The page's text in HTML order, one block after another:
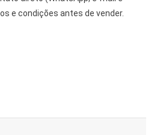
e condições antes de vender.